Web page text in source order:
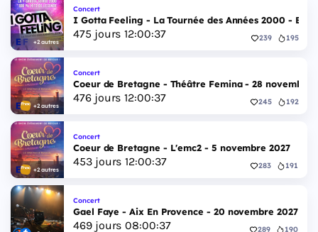
+2 autres
Concert
I Gotta Feeling - La Tournée des Années 2000 -
475 jours 12:00:36 239 195
+2 autres
Concert
Coeur de Bretagne - Théâtre Femina - 28 novembre
476jours 12:00:36 245 192
+2 autres
Concert
Coeur de Bretagne - L'emc2 - 5 novembre 2027
453jours 12:00:36 283 191
Concert
Gael Faye - Aix En Provence - 20 novembre 2027
469jours 08:00:36 289 190